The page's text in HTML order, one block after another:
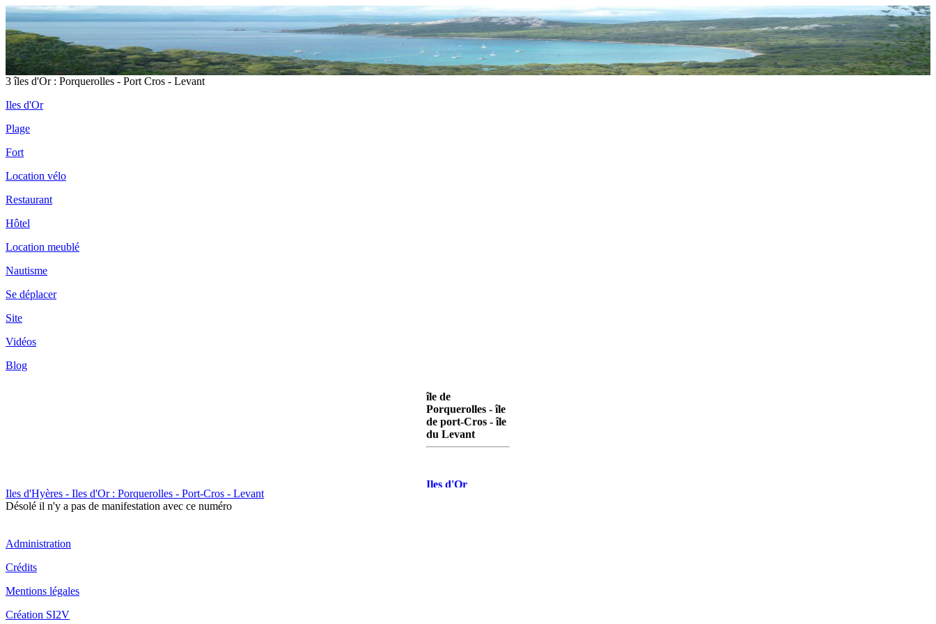
3 îles d'Or : Porquerolles - Port Cros - Levant
Iles d'Or
Plage
Fort
Location vélo
Restaurant
Hôtel
Location meublé
Nautisme
Se déplacer
Site
Vidéos
Blog
île de
Porquerolles - île
de port-Cros - île
du Levant
Iles d'Or
Iles d'Hyères - Iles d'Or : Porquerolles - Port-Cros - Levant
Désolé il n'y a pas de manifestation avec ce numéro
Administration
Crédits
Mentions légales
Création SI2V